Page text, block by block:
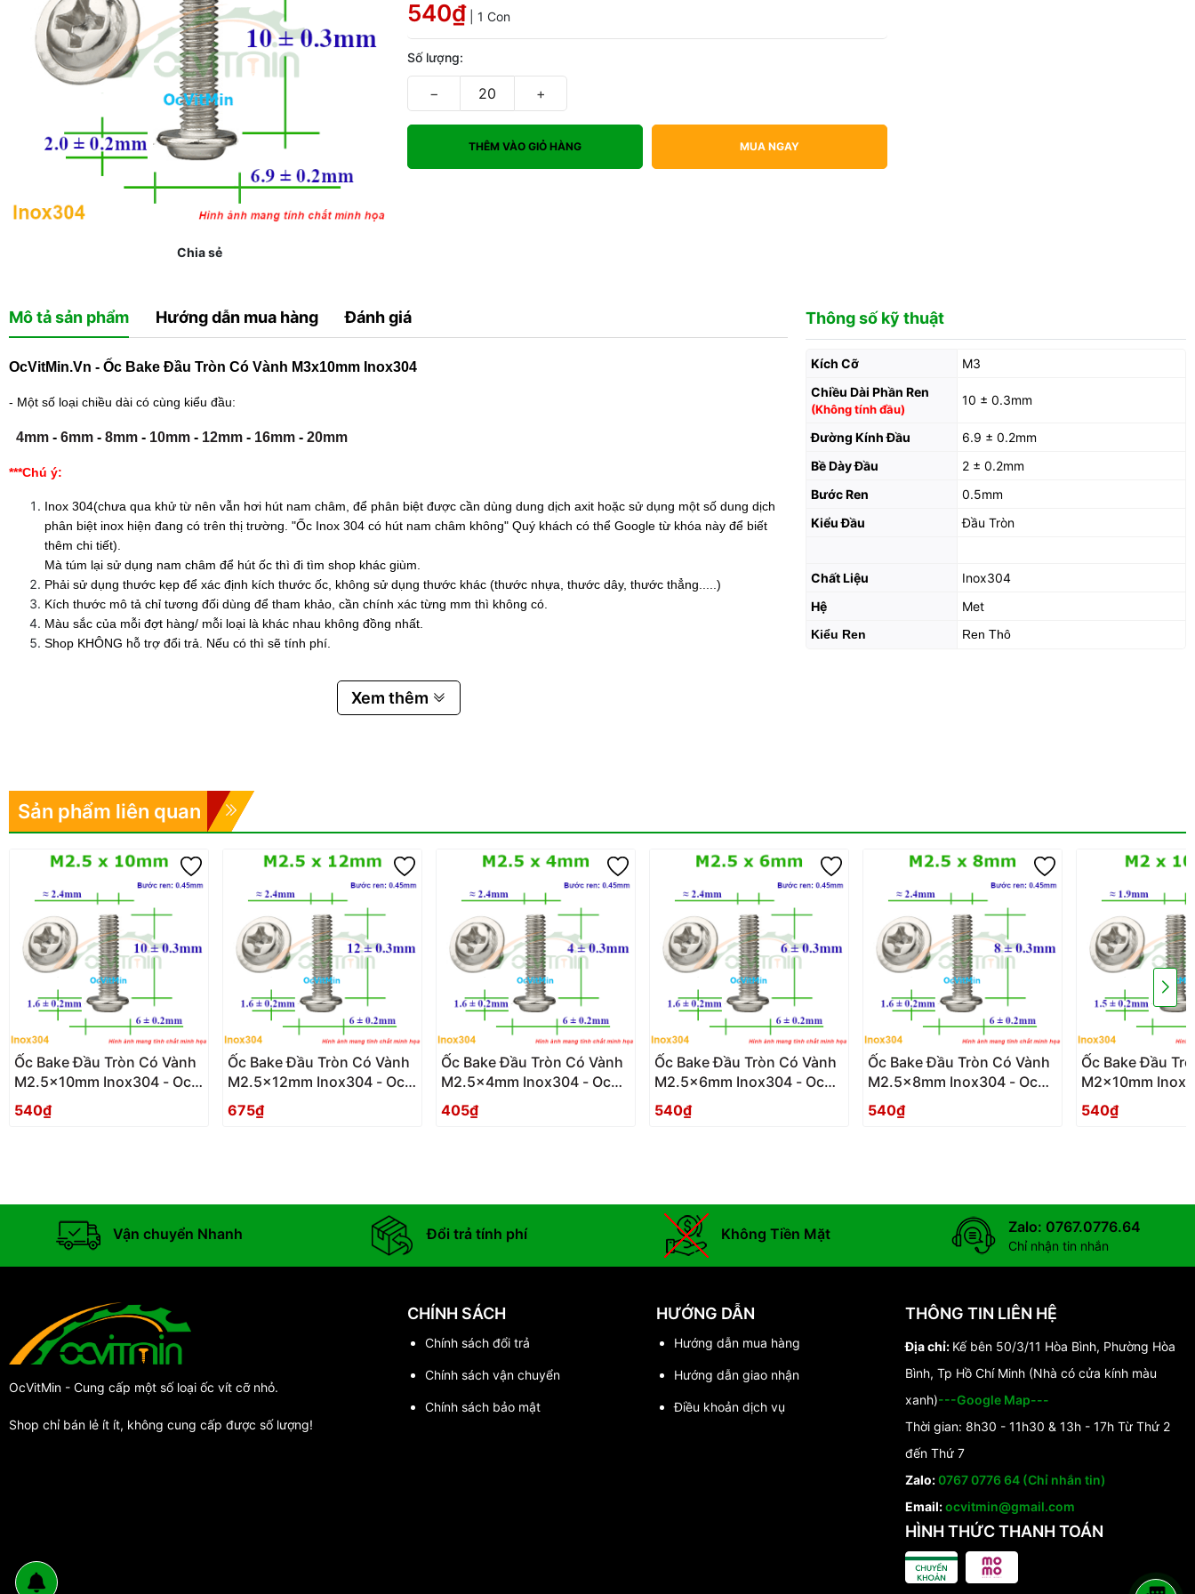
Chia sẻ
540₫ | 1 Con
Số lượng:
− +
THÊM VÀO GIỎ HÀNG MUA NGAY
Mô tả sản phẩm Hướng dẫn mua hàng Đánh giá
OcVitMin.Vn - Ốc Bake Đầu Tròn Có Vành M3x10mm Inox304
- Một số loại chiều dài có cùng kiểu đầu:
4mm - 6mm - 8mm - 10mm - 12mm - 16mm - 20mm
***Chú ý:
Inox 304(chưa qua khử từ nên vẫn hơi hút nam châm, để phân biệt được cần dùng dung dịch axit hoặc sử dụng một số dung dịch
phân biệt inox hiện đang có trên thị trường. "Ốc Inox 304 có hút nam châm không" Quý khách có thể Google từ khóa này để biết
thêm chi tiết).
Mà túm lại sử dụng nam châm để hút ốc thì đi tìm shop khác giùm.
Phải sử dụng thước kẹp để xác định kích thước ốc, không sử dụng thước khác (thước nhựa, thước dây, thước thẳng.....)
Kích thước mô tả chỉ tương đối dùng để tham khảo, cần chính xác từng mm thì không có.
Màu sắc của mỗi đợt hàng/ mỗi loại là khác nhau không đồng nhất.
Shop KHÔNG hỗ trợ đổi trả. Nếu có thì sẽ tính phí.
Xem thêm
Thông số kỹ thuật
Kích Cỡ
M3
Chiều Dài Phần Ren
(Không tính đầu)
10 ± 0.3mm
Đường Kính Đầu
6.9 ± 0.2mm
Bề Dày Đầu
2 ± 0.2mm
Bước Ren
0.5mm
Kiểu Đầu
Đầu Tròn
Chất Liệu
Inox304
Hệ
Met
Kiểu Ren Ren Thô
Sản phẩm liên quan
Ốc Bake Đầu Tròn Có Vành
M2.5x10mm Inox304 - Oc
PaKe Dau Tron Co Vanh
540₫
Ốc Bake Đầu Tròn Có Vành
M2.5x12mm Inox304 - Oc
PaKe Dau Tron Co Vanh
675₫
Ốc Bake Đầu Tròn Có Vành
M2.5x4mm Inox304 - Oc
PaKe Dau Tron Co Vanh
405₫
Ốc Bake Đầu Tròn Có Vành
M2.5x6mm Inox304 - Oc
PaKe Dau Tron Co Vanh
540₫
Ốc Bake Đầu Tròn Có Vành
M2.5x8mm Inox304 - Oc
PaKe Dau Tron Co Vanh
540₫
Ốc Bake Đầu
M2x10mm
PaKe Dau Tron
540₫
Vận chuyển Nhanh Đổi trả tính phí Không Tiền Mặt Zalo: 0767.0776.64
Chỉ nhận tin nhắn
OcVitMin - Cung cấp một số loại ốc vít cỡ nhỏ.
Shop chỉ bán lẻ ít ít, không cung cấp được số lượng!
CHÍNH SÁCH
Chính sách đổi trả
Chính sách vận chuyển
Chính sách bảo mật
HƯỚNG DẪN
Hướng dẫn mua hàng
Hướng dẫn giao nhận
Điều khoản dịch vụ
THÔNG TIN LIÊN HỆ
Địa chỉ: Kế bên 50/3/11 Hòa Bình, Phường Hòa
Bình, Tp Hồ Chí Minh (Nhà có cửa kính màu
xanh)---Google Map---
Thời gian: 8h30 - 11h30 & 13h - 17h Từ Thứ 2
đến Thứ 7
Zalo:0767 0776 64 (Chỉ nhắn tin)
Email:ocvitmin@gmail.com
HÌNH THỨC THANH TOÁN